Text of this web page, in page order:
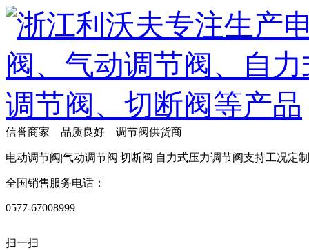
信誉商家 品质良好 调节阀供货商
电动调节阀|气动调节阀|切断阀|自力式压力调节阀支持工况定制
全国销售服务电话：
0577-67008999
扫一扫